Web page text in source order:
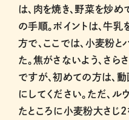
は、肉を焼き、野菜を炒
の手順。ポイントは、牛
方で、ここでは、小麦粉
た。焦がさないよう、さ
ですが、初めての方は、
にしてください。ただ、
たところに小麦粉大さじ2